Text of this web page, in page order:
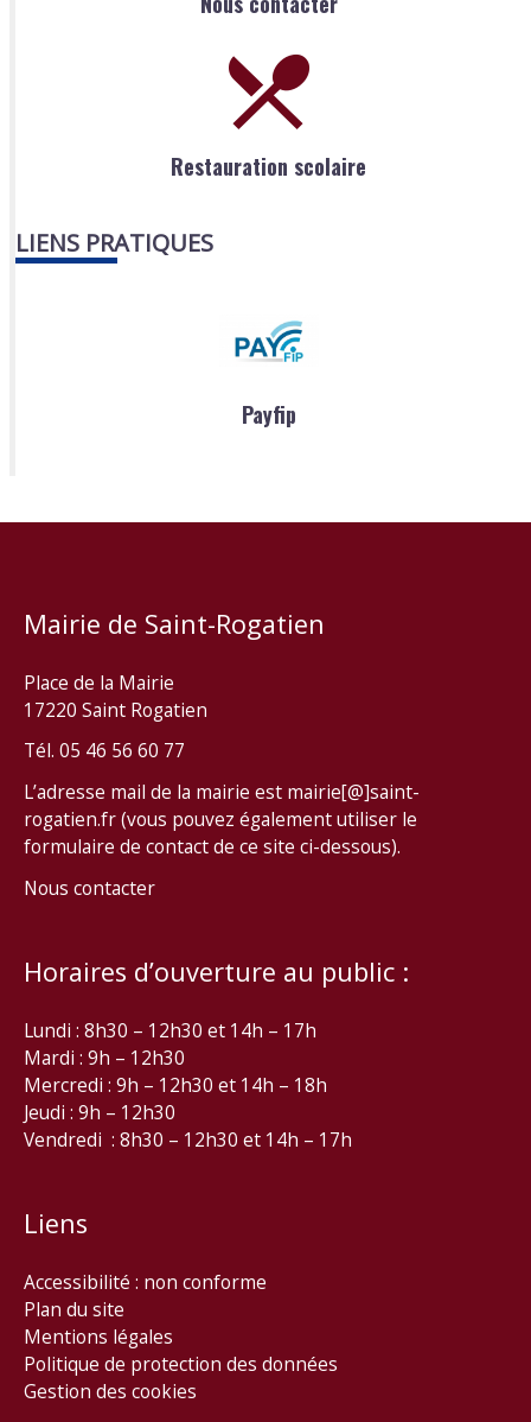
Restauration scolaire
LIENS PRATIQUES
Payfip
Mairie de Saint-Rogatien
Place de la Mairie
17220 Saint Rogatien
Tél. 05 46 56 60 77
L’adresse mail de la mairie est mairie[@]saint-
rogatien.fr (vous pouvez également utiliser le
formulaire de contact de ce site ci-dessous).
Nous contacter
Horaires d’ouverture au public :
Lundi : 8h30 – 12h30 et 14h – 17h
Mardi : 9h – 12h30
Mercredi : 9h – 12h30 et 14h – 18h
Jeudi : 9h – 12h30
Vendredi : 8h30 – 12h30 et 14h – 17h
Liens
Accessibilité : non conforme
Plan du site
Mentions légales
Politique de protection des données
Gestion des cookies